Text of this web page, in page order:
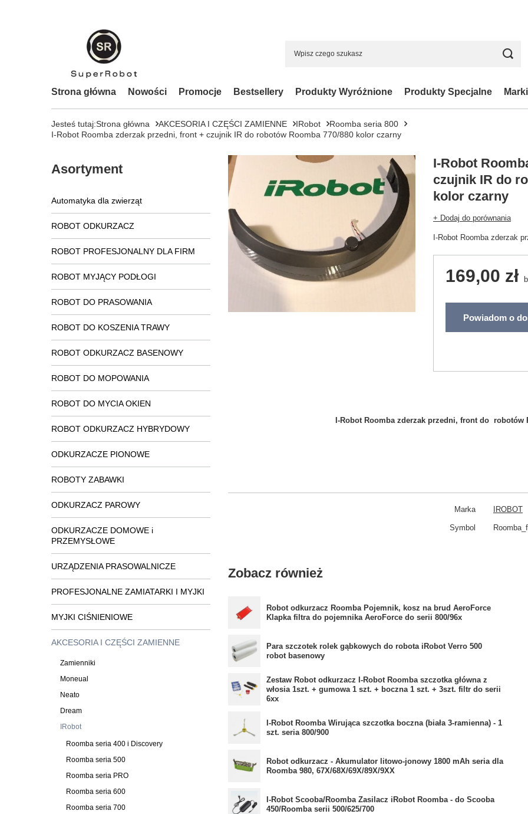
Strona główna Nowości Promocje Bestsellery Produkty Wyróżnione Produkty Specjalne Marki
Jesteś tutaj:Strona główna AKCESORIA I CZĘŚCI ZAMIENNE IRobot
Roomba seria 800
I-Robot Roomba zderzak przedni, front + czujnik IR do robotów Roomba 770/880 kolor czarny
Asortyment
Automatyka dla zwierząt
ROBOT ODKURZACZ
ROBOT PROFESJONALNY DLA FIRM
ROBOT MYJĄCY PODŁOGI
ROBOT DO PRASOWANIA
ROBOT DO KOSZENIA TRAWY
ROBOT ODKURZACZ BASENOWY
ROBOT DO MOPOWANIA
ROBOT DO MYCIA OKIEN
ROBOT ODKURZACZ HYBRYDOWY
ODKURZACZE PIONOWE
ROBOTY ZABAWKI
ODKURZACZ PAROWY
ODKURZACZE DOMOWE i
PRZEMYSŁOWE
URZĄDZENIA PRASOWALNICZE
PROFESJONALNE ZAMIATARKI I MYJKI
MYJKI CIŚNIENIOWE
AKCESORIA I CZĘŚCI ZAMIENNE
Zamienniki
Moneual
Neato
Dream
IRobot
Roomba seria 400 i Discovery
Roomba seria 500
Roomba seria PRO
Roomba seria 600
Roomba seria 700
I-Robot
czujnik IR do
kolor czarny
+ Dodaj do porównania
I-Robot Roomba zderzak
169,00 zł
Powiadom o
I-Robot Roomba zderzak przedni, front do robotów
Marka IROBOT
Symbol
Zobacz również
Robot odkurzacz Roomba Pojemnik, kosz na brud AeroForce
Klapka filtra do pojemnika AeroForce do serii 800/96x
Para szczotek rolek gąbkowych do robota iRobot Verro 500
robot basenowy
Zestaw Robot odkurzacz I-Robot Roomba szczotka główna z
włosia 1szt. + gumowa 1 szt. + boczna 1 szt. + 3szt. filtr do serii
6xx
I-Robot Roomba Wirująca szczotka boczna (biała 3-ramienna) - 1
szt. seria 800/900
Robot odkurzacz - Akumulator litowo-jonowy 1800 mAh seria dla
Roomba 980, 67X/68X/69X/89X/9XX
I-Robot Scooba/Roomba Zasilacz iRobot Roomba - do Scooba
450/Roomba serii 500/625/700